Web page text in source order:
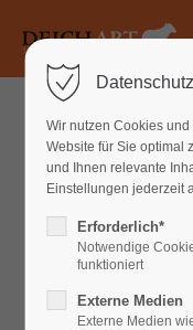
Login
Benutzername
Passwort
Anmelden
Lorem ipsum
adipiscing elit.
Wir nutzen Cookies
Website für Sie optimal
und Ihnen relevante
Einstellungen jederzeit
Erforderlich*
Notwendige
funktioniert
Externe Medien
Externe Medien